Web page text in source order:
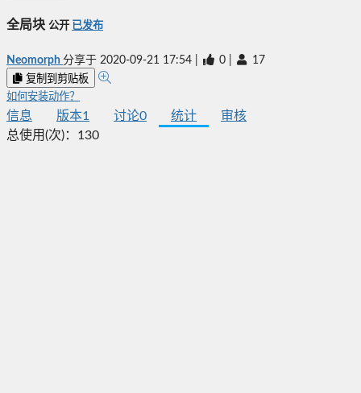
全局块 公开 已发布
Neomorph 分享于 2020-09-21 17:54 0 17
复制到剪贴板
如何安装动作？
信息 版本1 讨论0 统计
审核
总使用(次)： 130